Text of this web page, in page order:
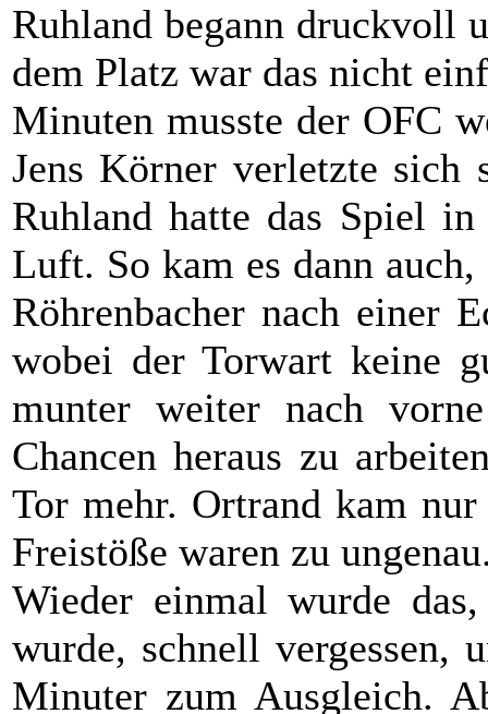
Ruhland begann druckvoll
dem Platz war das nicht
Minuten musste der OFC
Jens Körner verletzte sich
Ruhland hatte das Spiel
Luft. So kam es dann
Röhrenbacher nach einer
wobei der Torwart keine
munter weiter nach
Chancen heraus zu
Tor mehr. Ortrand kam
Freistöße waren zu
Wieder einmal wurde
wurde, schnell vergessen,
Minuter zum Ausgleich.